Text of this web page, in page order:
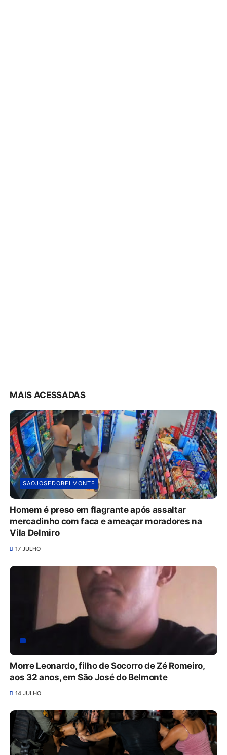
MAIS ACESSADAS
SAOJOSEDOBELMONTE
Homem é preso em flagrante após assaltar
mercadinho com faca e ameaçar moradores na
Vila Delmiro
17 JULHO
Morre Leonardo, filho de Socorro de Zé Romeiro,
aos 32 anos, em São José do Belmonte
14 JULHO